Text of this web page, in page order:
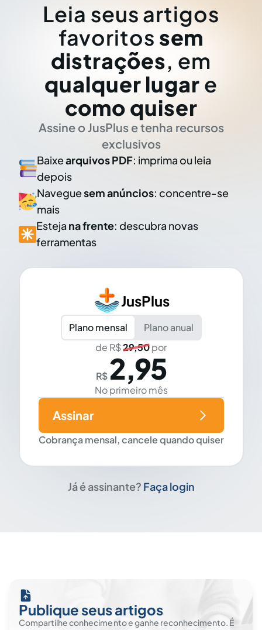
Leia seus artigos
favoritos sem
distrações, em
qualquer lugar e
como quiser
Assine o JusPlus e tenha recursos
exclusivos
Baixearquivos PDF: imprima ou leia
depois
Naveguesem anúncios: concentre-se
mais
Esteja na frente: descubra novas
ferramentas
JusPlus
Plano mensal
Plano anual
de R$29,50por
R$ 2,95
No primeiro mês
Cobrança mensal, cancele quando quiser
Assinar
Já é assinante? Faça login
Publique seus artigos
Compartilhe conhecimento e ganhe reconhecimento. É